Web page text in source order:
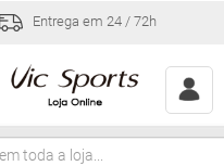
Entrega em 24 / 72h